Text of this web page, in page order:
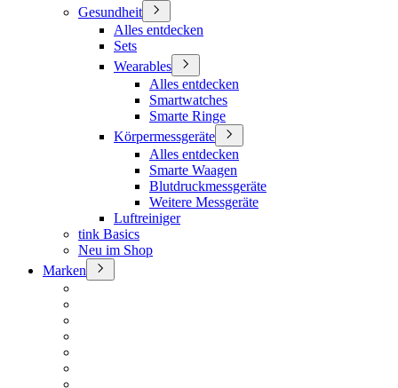
Gesundheit
Alles entdecken
Sets
Wearables
Alles entdecken
Smartwatches
Smarte Ringe
Körpermessgeräte
Alles entdecken
Smarte Waagen
Blutdruckmessgeräte
Weitere Messgeräte
Luftreiniger
tink Basics
Neu im Shop
Marken